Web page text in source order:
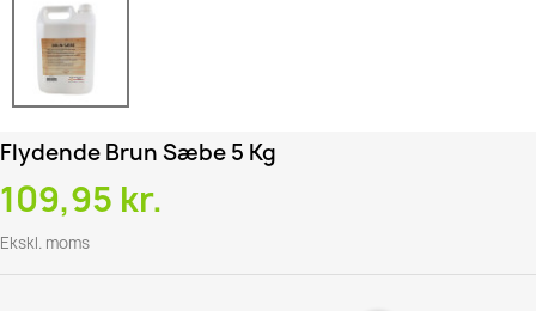
Flydende Brun Sæbe 5 Kg
109,95 kr.
Ekskl. moms